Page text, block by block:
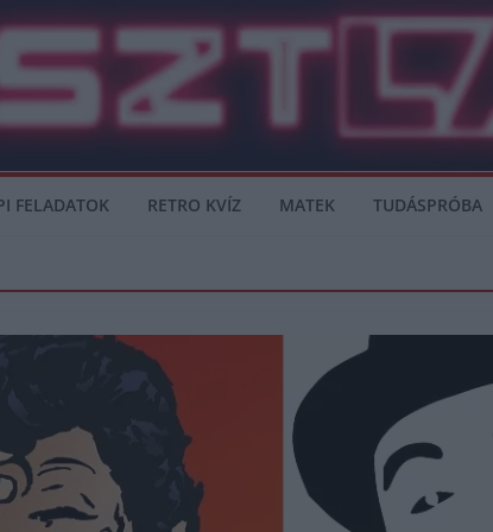
FELADATOK RETRO KVÍZ MATEK TUDÁSPRÓBA